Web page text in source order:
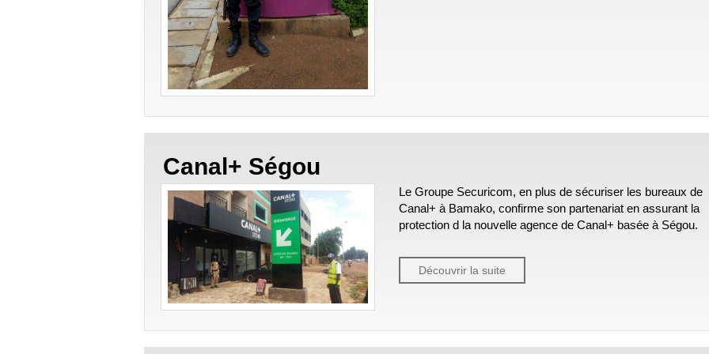
Canal+ Ségou
Le Groupe Securicom, en plus de sécuriser les bureaux de
Canal+ à Bamako, confirme son partenariat en assurant la
protection d la nouvelle agence de Canal+ basée à Ségou.
Découvrir la suite